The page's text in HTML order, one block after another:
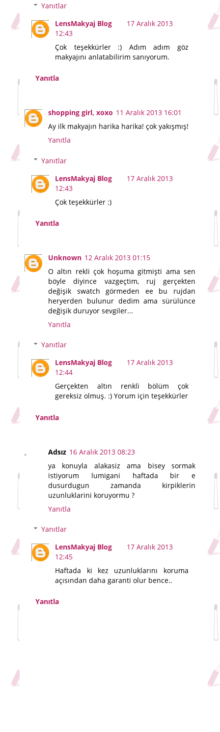
Yanıtlar
LensMakyaj Blog
17 Aralık 2013
12:43
Çok teşekkürler :) Adım adım göz
makyajını anlatabilirim sanıyorum.
Yanıtla
shopping girl, xoxo 11 Aralık 2013 16:01
Ay ilk makyajın harika harika! çok yakışmış!
Yanıtla
Yanıtlar
LensMakyaj Blog
17 Aralık 2013
12:43
Çok teşekkürler :)
Yanıtla
Unknown 12 Aralık 2013 01:15
O altın rekli çok hoşuma gitmişti ama sen
böyle diyince vazgeçtim, ruj gerçekten
değişik swatch görmeden ee bu rujdan
heryerden bulunur dedim ama sürülünce
değişik duruyor sevgiler...
Yanıtla
Yanıtlar
LensMakyaj Blog
17 Aralık 2013
12:44
Gerçekten altın renkli bölüm çok
gereksiz olmuş. :) Yorum için teşekkürler
Yanıtla
Adsız 16 Aralık 2013 08:23
ya konuyla alakasiz ama bisey sormak
istiyorum lumigani haftada bir e
dusurdugun zamanda kirpiklerin
uzunluklarini koruyormu ?
Yanıtla
Yanıtlar
LensMakyaj Blog
17 Aralık 2013
12:45
Haftada ki kez uzunluklarını koruma
açısından daha garanti olur bence..
Yanıtla